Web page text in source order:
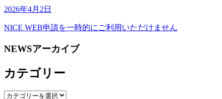
2026年4月2日
NICE WEB申請を一時的にご利用いただけません
NEWSアーカイブ
カテゴリー
カ